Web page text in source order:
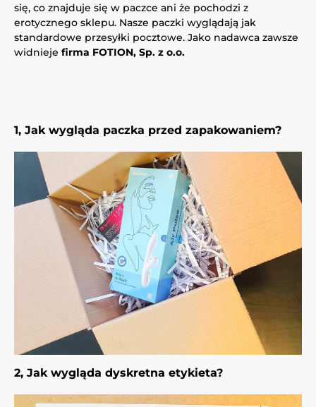
się, co znajduje się w paczce ani że pochodzi z
erotycznego sklepu. Nasze paczki wyglądają jak
standardowe przesyłki pocztowe. Jako nadawca zawsze
widnieje firma FOTION, Sp. z o.o.
1, Jak wygląda paczka przed zapakowaniem?
2, Jak wygląda dyskretna etykieta?